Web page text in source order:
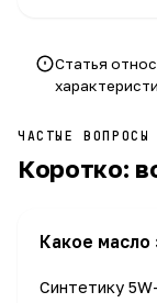
Статья
ЧАСТЫЕ ВОПРОСЫ
Коротко:
Какое масло
Синтетику